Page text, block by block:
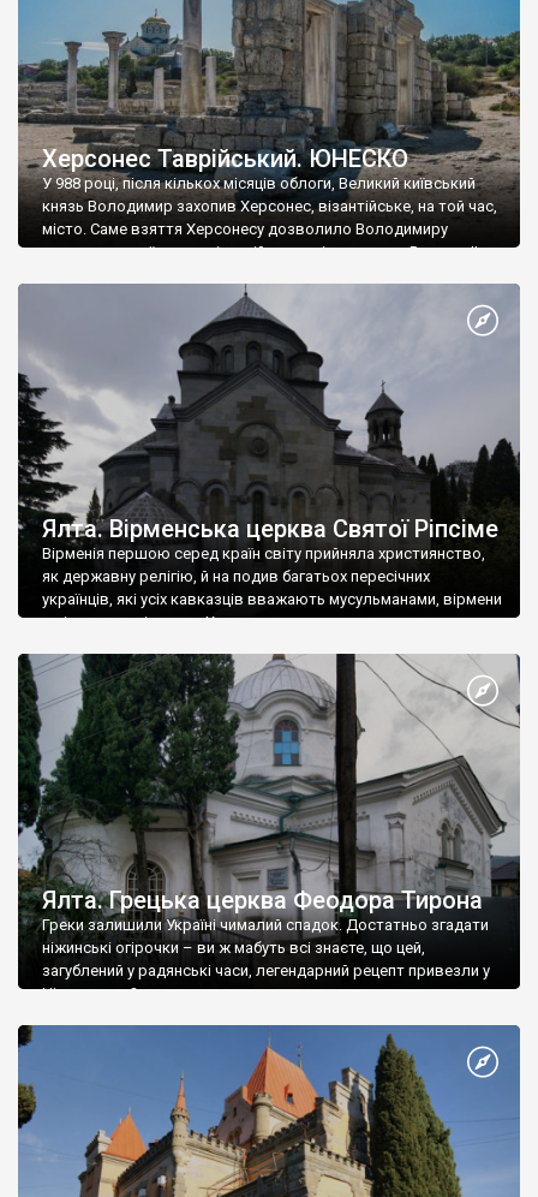
Херсонес Таврійський. ЮНЕСКО
У 988 році, після кількох місяців облоги, Великий київський
князь Володимир захопив Херсонес, візантійське, на той час,
місто. Саме взяття Херсонесу дозволило Володимиру
диктувати свої умови візантійському імператору Василю ІІ, та
Херсонесі Володимир-язичник, став Василем-християнином.
А потім було Хрещення Русі. На честь Херсонесу Таврійського
Ялта. Вірменська церква Святої Ріпсіме
Вірменія першою серед країн світу прийняла християнство,
як державну релігію, й на подив багатьох пересічних
українців, які усіх кавказців вважають мусульманами, вірмени
є відданими вірянами Христа
Ялта. Грецька церква Феодора Тирона
Греки залишили Україні чималий спадок. Достатньо згадати
ніжинські огірочки – ви ж мабуть всі знаєте, що цей,
загублений у радянські часи, легендарний рецепт привезли у
Ніжин греки?